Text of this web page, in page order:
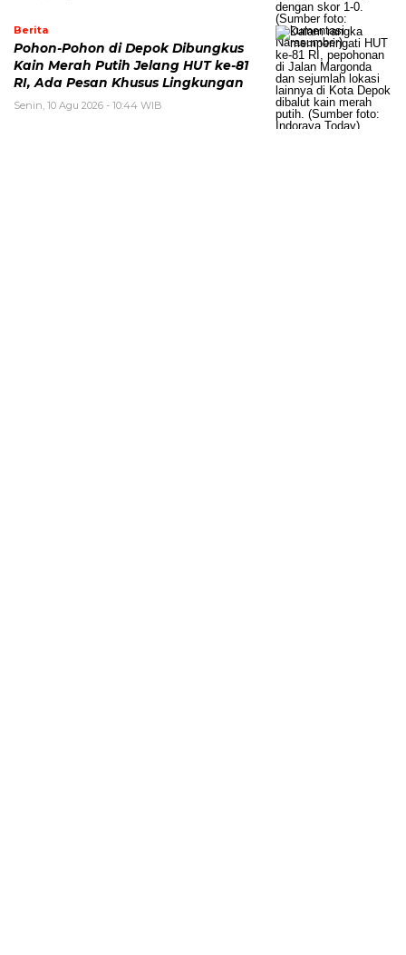
Berita
Pohon-Pohon di Depok Dibungkus
Kain Merah Putih Jelang HUT ke-81
RI, Ada Pesan Khusus Lingkungan
Senin, 10 Agu 2026 - 10:44 WIB